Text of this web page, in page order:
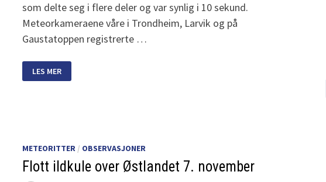
som delte seg i flere deler og var synlig i 10 sekund.
Meteorkameraene våre i Trondheim, Larvik og på
Gaustatoppen registrerte …
LIKE
ETTER
LES MER
METEORITTER / OBSERVASJONER
Flott ildkule over Østlandet 7. november